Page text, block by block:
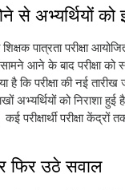
से अभ्यर्थियों
पात्रता परीक्षा
आने के बाद परीक्षा को
है कि परीक्षा की नई
अभ्यर्थियों को निराशा
कई परीक्षार्थी परीक्षा
फिर उठे सवाल